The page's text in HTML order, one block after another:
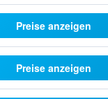
Preise anzeigen
Preise anzeigen